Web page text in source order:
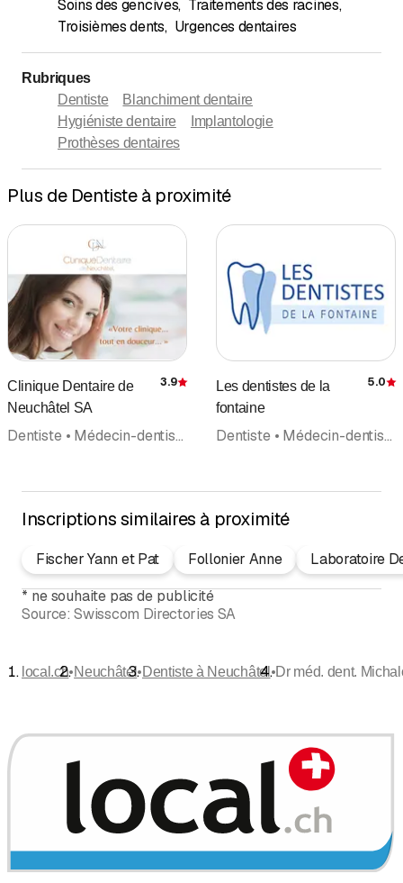
Soins des gencives, Traitements des racines,
Troisièmes dents, Urgences dentaires
Rubriques
Dentiste
Blanchiment dentaire
Hygiéniste dentaire
Implantologie
Prothèses dentaires
Plus de Dentiste à proximité
Clinique Dentaire de
Neuchâtel SA
Évaluation
3.9
Dentiste • Médecin-dentiste • Clinique dentaire • Implantologie • Chirurgie orale • Hygiéniste dentaire
Les dentistes de la
fontaine
5.0
Dentiste • Médecin-dentiste • Orthodontie
Inscriptions similaires à proximité
Fischer Yann et Pat Follonier Anne
Laboratoire
* ne souhaite pas de publicité
Source: Swisscom Directories SA
local.ch•Neuchâtel•Dentiste à Neuchâtel•Dr méd. dent.